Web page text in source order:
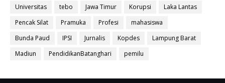
Universitas
tebo Jawa Timur Korupsi
Laka Lantas
Pencak Silat
Pramuka Profesi
mahasiswa
Bunda Paud
IPSI Jurnalis Kopdes
Lampung Barat
Madiun
PendidikanBatanghari pemilu